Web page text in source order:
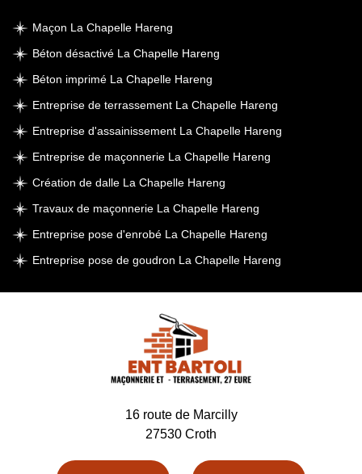
Maçon La Chapelle Hareng
Béton désactivé La Chapelle Hareng
Béton imprimé La Chapelle Hareng
Entreprise de terrassement La Chapelle Hareng
Entreprise d'assainissement La Chapelle Hareng
Entreprise de maçonnerie La Chapelle Hareng
Création de dalle La Chapelle Hareng
Travaux de maçonnerie La Chapelle Hareng
Entreprise pose d'enrobé La Chapelle Hareng
Entreprise pose de goudron La Chapelle Hareng
16 route de Marcilly
27530 Croth